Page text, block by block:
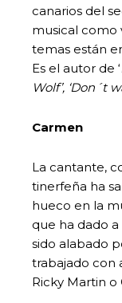
canarios del
musical como
temas están
Es el autor de ‘
Wolf’, ‘Don´t
Carmen
La cantante,
tinerfeña ha
hueco en la
que ha dado
sido alabado
trabajado con
Ricky Martin o